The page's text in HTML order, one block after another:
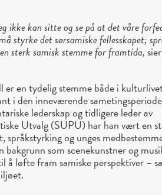
ikke kan sitte og se på at det våre
styrke det sørsamiske fellesskapet;
sterk samisk stemme for framtida,
en tydelig stemme både i
i den inneværende
lederskap og tidligere leder av
Utvalg (SUPU) har han vært en
og unges
bakgrunn som scenekunstner og
å løfte fram samiske perspektiver –